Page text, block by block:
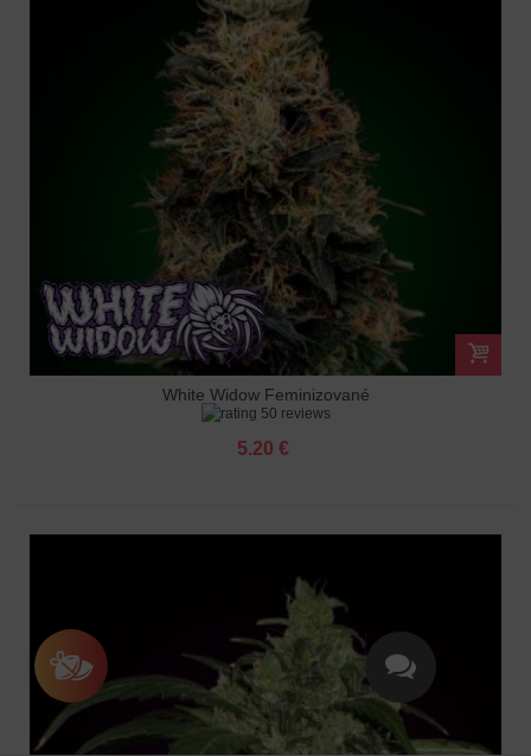
White Widow Feminizované
50 reviews
5.20 €